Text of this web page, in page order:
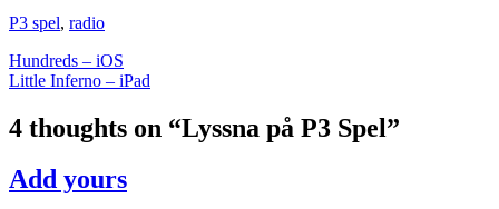
P3 spel, radio
Post
navigation
Hundreds – iOS
Little Inferno – iPad
4 thoughts on “Lyssna på P3 Spel”
Add yours